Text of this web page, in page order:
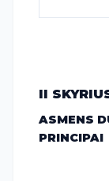
II
ASMENS
PRINCIPAI